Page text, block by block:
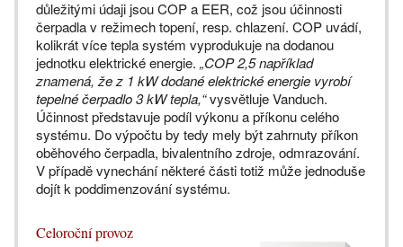
důležitými údaji jsou COP a EER, což jsou účinnosti
čerpadla v režimech topení, resp. chlazení. COP uvádí,
kolikrát více tepla systém vyprodukuje na dodanou
jednotku elektrické energie. „COP 2,5 například
znamená, že z 1 kW dodané elektrické energie vyrobí
tepelné čerpadlo 3 kW tepla,“vysvětluje Vanduch.
Účinnost představuje podíl výkonu a příkonu celého
systému. Do výpočtu by tedy mely být zahrnuty příkon
oběhového čerpadla, bivalentního zdroje, odmrazování.
V případě vynechání některé části totiž může jednoduše
dojít k poddimenzování systému.
Celoroční provoz